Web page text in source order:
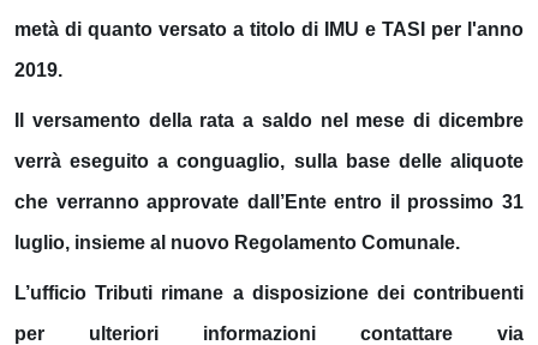
metà di quanto versato a titolo di IMU e TASI per l'anno
2019.
Il versamento della rata a saldo nel mese di dicembre
verrà eseguito a conguaglio, sulla base delle aliquote
che verranno approvate dall’Ente entro il prossimo 31
luglio, insieme al nuovo Regolamento Comunale.
L’ufficio Tributi rimane a disposizione dei contribuenti
per ulteriori informazioni contattare via